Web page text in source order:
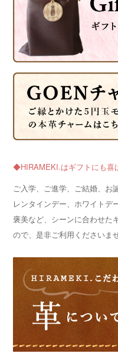
◆HIRAMEKI.はギフトにも
ご入学、ご進学、ご結婚、お
レンタインデー、ホワイトデ
褒美など、シーンに合わせた
ので、是非ご利用くださいませ